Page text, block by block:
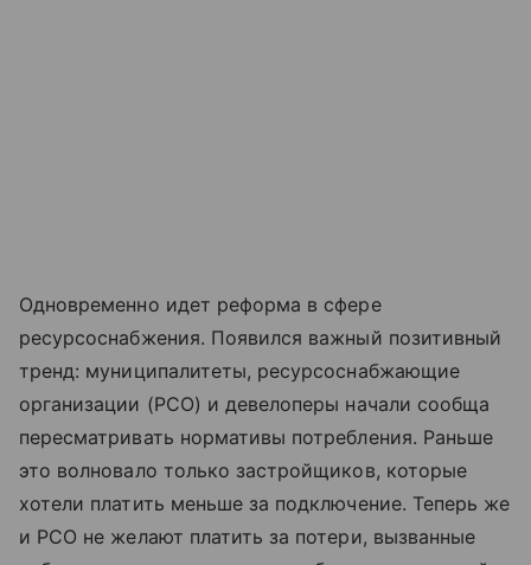
Одновременно идет реформа в сфере
ресурсоснабжения. Появился важный позитивный
тренд: муниципалитеты, ресурсоснабжающие
организации (РСО) и девелоперы начали сообща
пересматривать нормативы потребления. Раньше
это волновало только застройщиков, которые
хотели платить меньше за подключение. Теперь же
и РСО не желают платить за потери, вызванные